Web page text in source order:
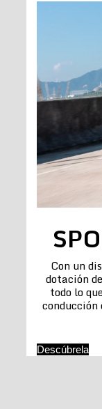
Con un
dotación
todo lo
conducción
Descúbrela